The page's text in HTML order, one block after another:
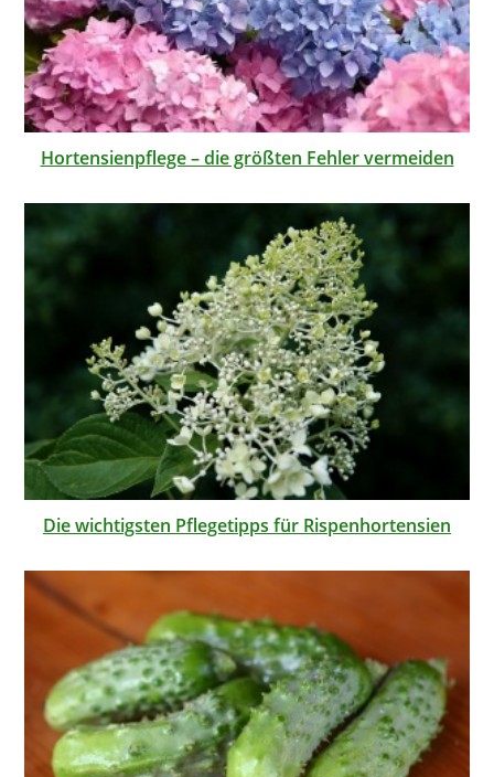
Hortensienpflege – die größten Fehler vermeiden
Die wichtigsten Pflegetipps für Rispenhortensien